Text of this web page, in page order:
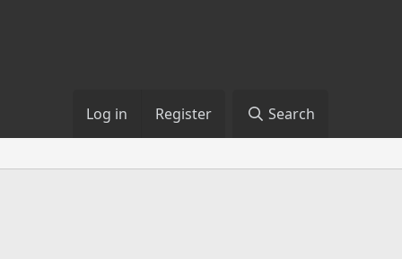
Log in Register Search